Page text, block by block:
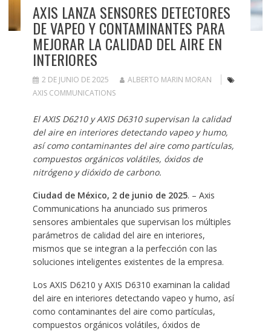
AXIS LANZA SENSORES DETECTORES
DE VAPEO Y CONTAMINANTES PARA
MEJORAR LA CALIDAD DEL AIRE EN
INTERIORES
2 DE JUNIO DE 2025
ALBERTO MARIN MORAN
AXIS COMMUNICATIONS
El AXIS D6210 y AXIS D6310 supervisan la calidad
del aire en interiores detectando vapeo y humo,
así como contaminantes del aire como partículas,
compuestos orgánicos volátiles, óxidos de
nitrógeno y dióxido de carbono.
Ciudad de México, 2 de junio de 2025. – Axis
Communications ha anunciado sus primeros
sensores ambientales que supervisan los múltiples
parámetros de calidad del aire en interiores,
mismos que se integran a la perfección con las
soluciones inteligentes existentes de la empresa.
Los AXIS D6210 y AXIS D6310 examinan la calidad
del aire en interiores detectando vapeo y humo, así
como contaminantes del aire como partículas,
compuestos orgánicos volátiles, óxidos de